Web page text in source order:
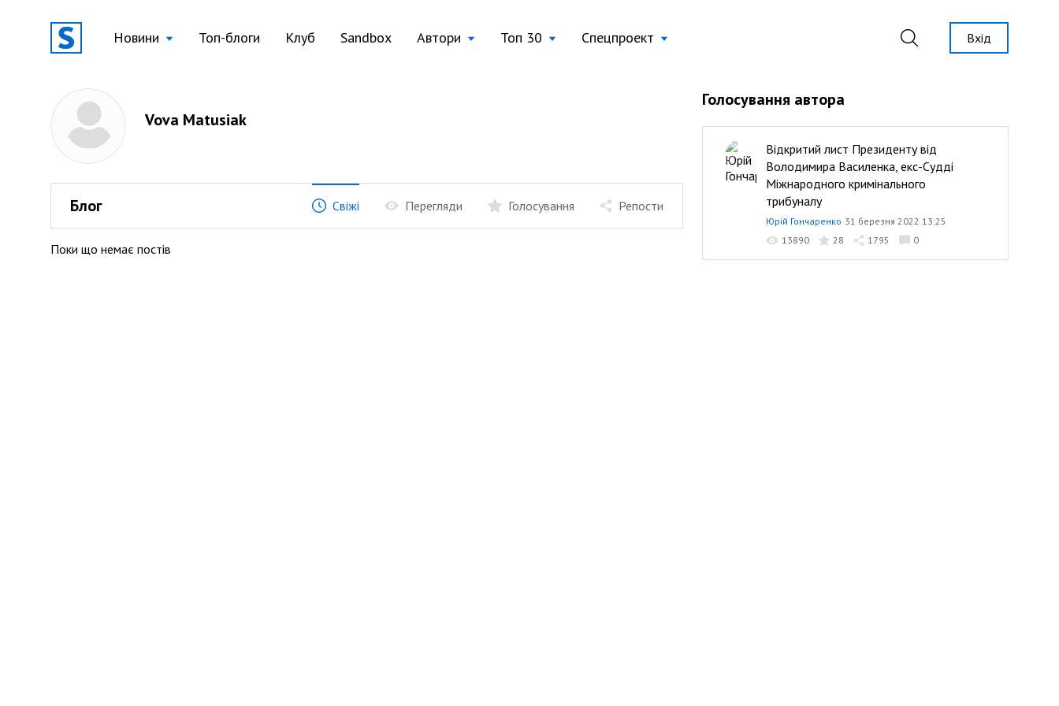
Новини Топ-блоги Клуб Sandbox Автори Топ 30 Спецпроект Вхід
Vova Matusiak
Блог Свіжі Перегляди Голосування Репости
Поки що немає постів
Голосування автора
Відкритий лист Президенту від
Володимира Василенка, екс-Судді
Міжнародного кримінального
трибуналу
Юрій Гончаренко 31 березня 2022 13:25
13890
28 1795 0